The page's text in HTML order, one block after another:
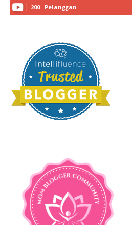
200 Pelanggan